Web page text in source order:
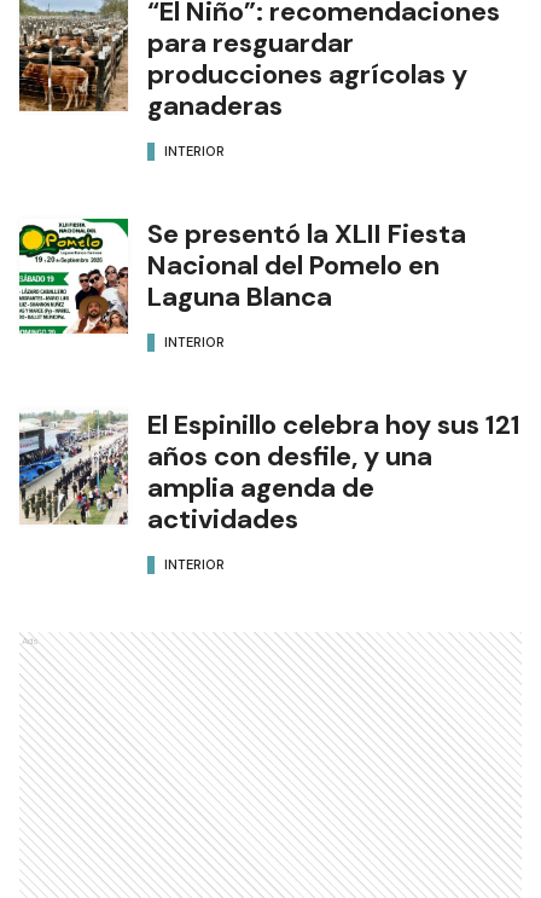
“El Niño”: recomendaciones
para resguardar
producciones agrícolas y
ganaderas
INTERIOR
Se presentó la XLII Fiesta
Nacional del Pomelo en
Laguna Blanca
INTERIOR
El Espinillo celebra hoy sus 121
años con desfile, y una
amplia agenda de
actividades
INTERIOR
Ads